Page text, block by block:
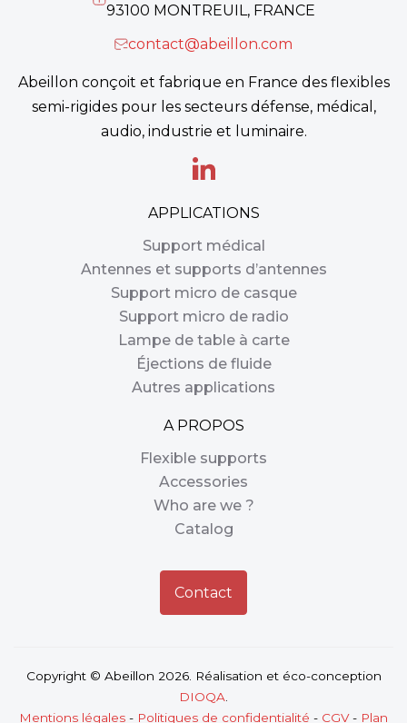
93100 MONTREUIL, FRANCE
contact@abeillon.com
Abeillon conçoit et fabrique en France des flexibles
semi-rigides pour les secteurs défense, médical,
audio, industrie et luminaire.
APPLICATIONS
Support médical
Antennes et supports d’antennes
Support micro de casque
Support micro de radio
Lampe de table à carte
Éjections de fluide
Autres applications
A PROPOS
Flexible supports
Accessories
Who are we ?
Catalog
Contact
Copyright © Abeillon 2026. Réalisation et éco-conception
DIOQA
Mentions légales - Politiques de confidentialité - CGV- Plan